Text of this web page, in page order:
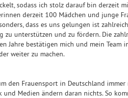
sodass ich stolz darauf bin derzeit
derzeit 100 Mädchen und junge
dass es uns gelungen ist
unterstützen und zu fördern. Die
Jahre bestätigen mich und mein Team
weiter zu machen.
den Frauensport in Deutschland
Medien ändern daran nichts. So